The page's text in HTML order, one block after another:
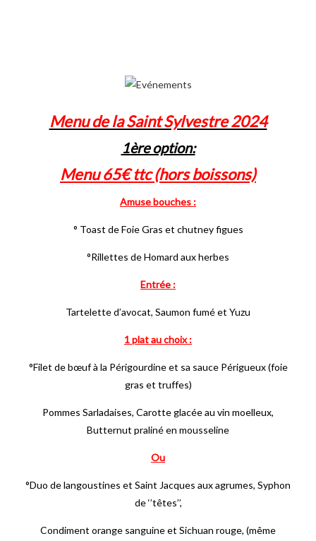
Menu de la Saint Sylvestre 2024
1ère option:
Menu 65€ ttc (hors boissons)
Amuse bouches :
° Toast de Foie Gras et chutney figues
°Rillettes de Homard aux herbes
Entrée :
Tartelette d’avocat, Saumon fumé et Yuzu
1 plat au choix :
°Filet de bœuf à la Périgourdine et sa sauce Périgueux (foie
gras et truffes)
Pommes Sarladaises, Carotte glacée au vin moelleux,
Butternut praliné en mousseline
Ou
°Duo de langoustines et Saint Jacques aux agrumes, Syphon
de ‘’têtes’’,
Condiment orange sanguine et Sichuan rouge, (même